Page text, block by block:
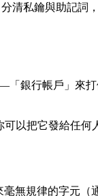
清私鑰與助記詞
銀行帳戶」來打
可以把它發給任
無規律的字元